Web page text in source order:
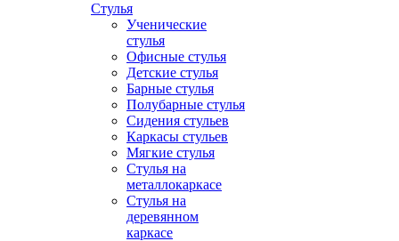
Стулья
Ученические
стулья
Офисные стулья
Детские стулья
Барные стулья
Полубарные стулья
Сидения стульев
Каркасы стульев
Мягкие стулья
Стулья на
металлокаркасе
Стулья на
деревянном
каркасе